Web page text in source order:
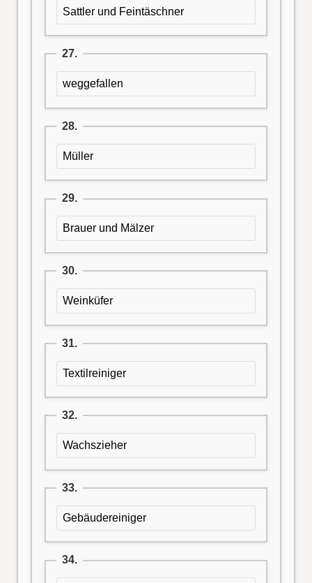
Sattler und Feintäschner
27.
weggefallen
28.
Müller
29.
Brauer und Mälzer
30.
Weinküfer
31.
Textilreiniger
32.
Wachszieher
33.
Gebäudereiniger
34.